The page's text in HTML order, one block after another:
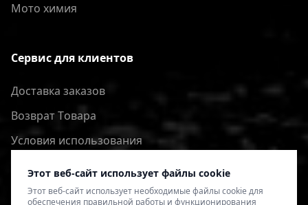
Этот веб-сайт использует файлы cookie
Этот веб-сайт использует необходимые файлы cookie для
обеспечения правильной работы и функционирования
Мото химия
Сервис для клиентов
Доставка заказов
Bозврат Tовара
Условия использования
Политика конфиденциальности